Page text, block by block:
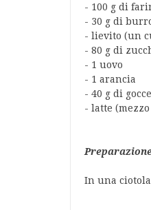
- 100 g di
- 30 g di
- lievito (un
- 80 g di
- 1 uovo
- 1 arancia
- 40 g di
- latte
In una